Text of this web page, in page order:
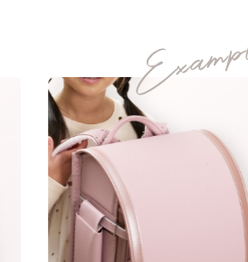
２色を合わせた上品
可愛さと凛々しさを感
プリンセスモデ
MATERIAL
牛革ハイブリッド157
牛革ハイブリッドは、かぶせ
を使用し、そのほか本体には
た、天然素材の牛革の質感と
理由
05
上質な
素材
06
ネーム
プレート
manyukaban -
色あせない個性に